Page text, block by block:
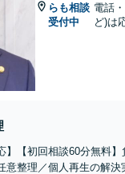
らも相談
受付中
電話
ど)は
】【初回相談60分無料
意整理／個人再生の解決